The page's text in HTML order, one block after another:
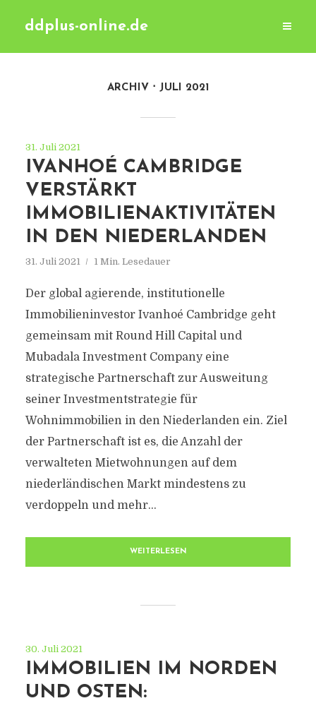
ddplus-online.de
ARCHIV JULI 2021
31. Juli 2021
IVANHOÉ CAMBRIDGE
VERSTÄRKT
IMMOBILIENAKTIVITÄTEN
IN DEN NIEDERLANDEN
31. Juli 2021 1 Min. Lesedauer
Der global agierende, institutionelle
Immobilieninvestor Ivanhoé Cambridge geht
gemeinsam mit Round Hill Capital und
Mubadala Investment Company eine
strategische Partnerschaft zur Ausweitung
seiner Investmentstrategie für
Wohnimmobilien in den Niederlanden ein. Ziel
der Partnerschaft ist es, die Anzahl der
verwalteten Mietwohnungen auf dem
niederländischen Markt mindestens zu
verdoppeln und mehr...
WEITERLESEN
30. Juli 2021
IMMOBILIEN IM NORDEN
UND OSTEN: